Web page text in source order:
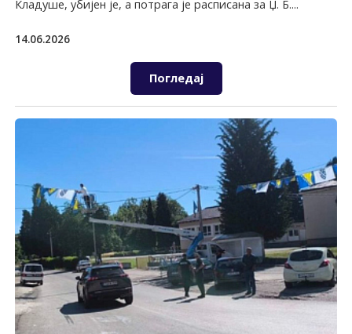
Кладуше, убијен је, а потрага је расписана за Џ. Б....
14.06.2026
Погледај